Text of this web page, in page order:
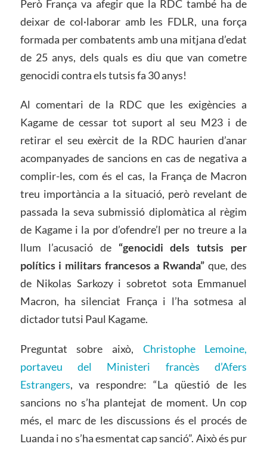
Però França va afegir que la RDC també ha de
deixar de col·laborar amb les FDLR, una força
formada per combatents amb una mitjana d’edat
de 25 anys, dels quals es diu que van cometre
genocidi contra els tutsis fa 30 anys!
Al comentari de la RDC que les exigències a
Kagame de cessar tot suport al seu M23 i de
retirar el seu exèrcit de la RDC haurien d’anar
acompanyades de sancions en cas de negativa a
complir-les, com és el cas, la França de Macron
treu importància a la situació, però revelant de
passada la seva submissió diplomàtica al règim
de Kagame i la por d’ofendre’l per no treure a la
llum l’acusació de “genocidi dels tutsis per
polítics i militars francesos a Rwanda” que, des
de Nikolas Sarkozy i sobretot sota Emmanuel
Macron, ha silenciat França i l’ha sotmesa al
dictador tutsi Paul Kagame.
Preguntat sobre això, Christophe Lemoine,
portaveu del Ministeri francès d’Afers
Estrangers, va respondre: “La qüestió de les
sancions no s’ha plantejat de moment. Un cop
més, el marc de les discussions és el procés de
Luanda i no s’ha esmentat cap sanció”. Això és pur